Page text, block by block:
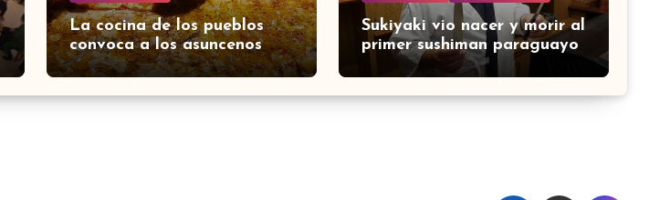
La cocina de los pueblos
convoca a los asuncenos
Sukiyaki vio nacer y morir al
primer sushiman paraguayo